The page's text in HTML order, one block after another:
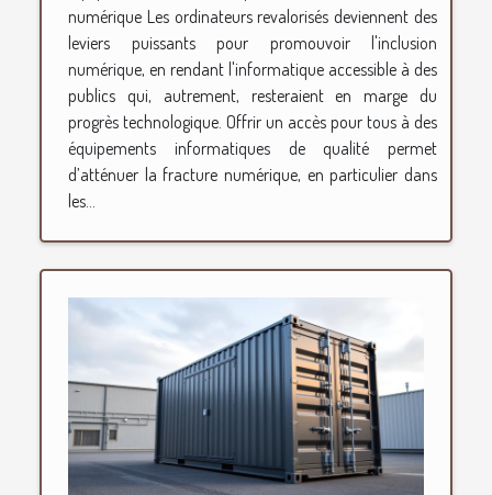
numérique Les ordinateurs revalorisés deviennent des
leviers puissants pour promouvoir l'inclusion
numérique, en rendant l'informatique accessible à des
publics qui, autrement, resteraient en marge du
progrès technologique. Offrir un accès pour tous à des
équipements informatiques de qualité permet
d’atténuer la fracture numérique, en particulier dans
les...